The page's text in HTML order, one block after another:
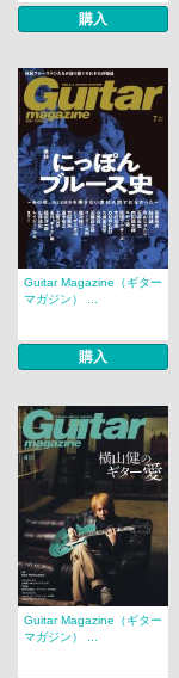
購入
Guitar Magazine（ギター
マガジン） ...
購入
Guitar Magazine（ギター
マガジン） ...